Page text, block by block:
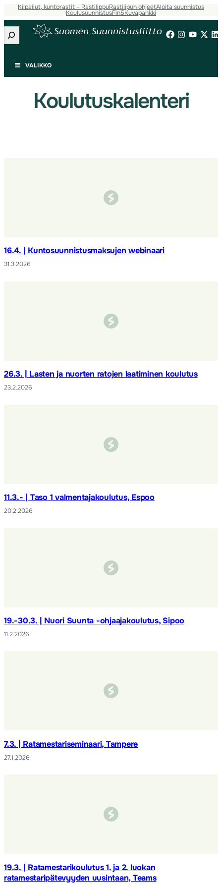
Siirry
sisältöön
Kilpailut, kuntorastit – RastilippuRastilipun ohjeetAloita suunnistus
KoulusuunnistusFin5Kuvapankki
Etsi
VALIKKO
Koulutuskalenteri
16.4. | Kuntosuunnistusmaksujen webinaari
31.3.2026
26.3. | Lasten ja nuorten ratojen laatiminen koulutus
23.2.2026
11.3.- | Taso 1 valmentajakoulutus, Espoo
20.2.2026
19.-30.3. | Nuori Suunta -ohjaajakoulutus, Sipoo
11.2.2026
7.3. | Ratamestariseminaari, Tampere
27.1.2026
19.3. | Ratamestarikoulutus 1. ja 2. luokan
ratamestaripätevyyden uusintaan, Teams